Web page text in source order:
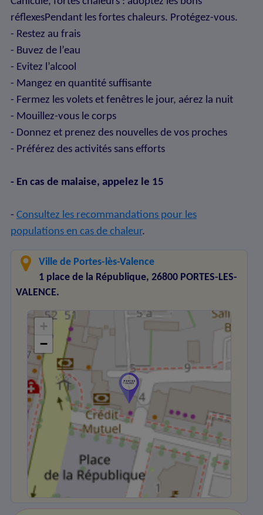
réflexesPendant les fortes chaleurs. Protégez-vous.
- Restez au frais
- Buvez de l’eau
- Evitez l’alcool
- Mangez en quantité suffisante
- Fermez les volets et fenêtres le jour, aérez la nuit
- Mouillez-vous le corps
- Donnez et prenez des nouvelles de vos proches
- Préférez des activités sans efforts
- En cas de malaise, appelez le 15
- Consultez les recommandations pour les
populations en cas de chaleur.
Ville de Portes-lès-Valence
1 place de la République, 26800 PORTES-LES-
VALENCE.
+
−